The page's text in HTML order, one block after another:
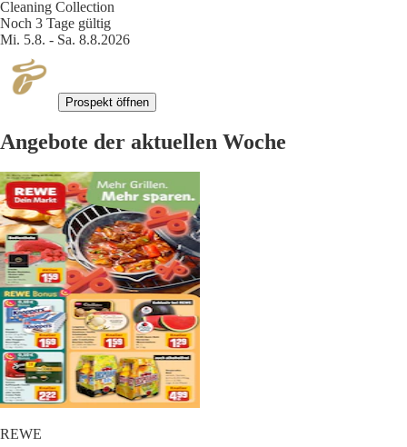
Cleaning Collection
Noch 3 Tage gültig
Mi. 5.8. - Sa. 8.8.2026
Prospekt öffnen
Angebote der aktuellen Woche
REWE